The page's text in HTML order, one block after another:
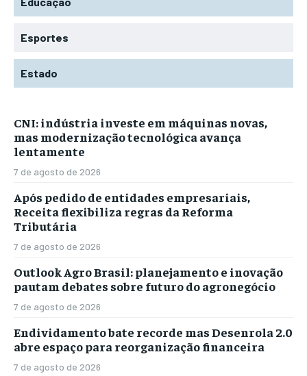
Esportes
Estado
CNI: indústria investe em máquinas novas,
mas modernização tecnológica avança
lentamente
7 de agosto de 2026
Após pedido de entidades empresariais,
Receita flexibiliza regras da Reforma
Tributária
7 de agosto de 2026
Outlook Agro Brasil: planejamento e inovação
pautam debates sobre futuro do agronegócio
7 de agosto de 2026
Endividamento bate recorde mas Desenrola 2.0
abre espaço para reorganização financeira
7 de agosto de 2026